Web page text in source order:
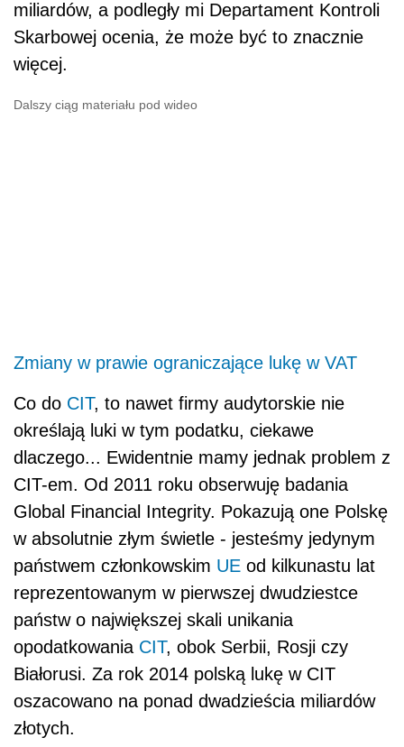
miliardów, a podległy mi Departament Kontroli
Skarbowej ocenia, że może być to znacznie
więcej.
Dalszy ciąg materiału pod wideo
Zmiany w prawie ograniczające lukę w VAT
Co do CIT, to nawet firmy audytorskie nie
określają luki w tym podatku, ciekawe
dlaczego... Ewidentnie mamy jednak problem z
CIT-em. Od 2011 roku obserwuję badania
Global Financial Integrity. Pokazują one Polskę
w absolutnie złym świetle - jesteśmy jedynym
państwem członkowskim UE od kilkunastu lat
reprezentowanym w pierwszej dwudziestce
państw o największej skali unikania
opodatkowania CIT, obok Serbii, Rosji czy
Białorusi. Za rok 2014 polską lukę w CIT
oszacowano na ponad dwadzieścia miliardów
złotych.